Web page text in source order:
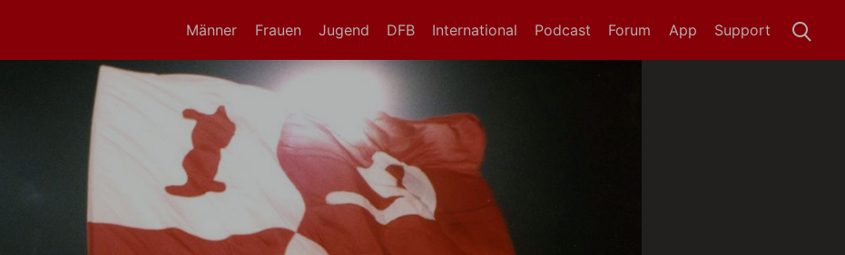
Männer Frauen Jugend DFB International Support
App
Forum
Podcast